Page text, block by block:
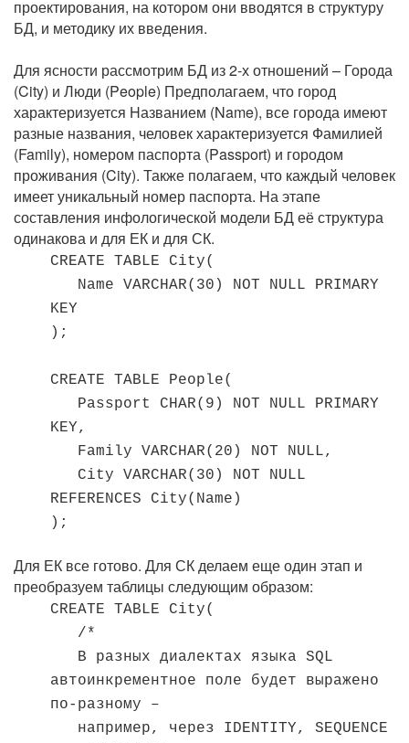
проектирования, на котором они вводятся в структуру
БД, и методику их введения.
Для ясности рассмотрим БД из 2-х отношений – Города
(City) и Люди (People) Предполагаем, что город
характеризуется Hазванием (Name), все города имеют
разные названия, человек характеризуется Фамилией
(Family), номером паспорта (Passport) и городом
проживания (City). Также полагаем, что каждый человек
имеет уникальный номер паспорта. Hа этапе
составления инфологической модели БД её структура
одинакова и для ЕК и для СК.
CREATE TABLE City(
Name VARCHAR(30) NOT NULL PRIMARY
KEY
);
CREATE TABLE People(
Passport CHAR(9) NOT NULL PRIMARY
KEY,
Family VARCHAR(20) NOT NULL,
City VARCHAR(30) NOT NULL
REFERENCES City(Name)
);
Для ЕК все готово. Для СК делаем еще один этап и
преобразуем таблицы следующим образом:
CREATE TABLE City(
/*
В разных диалектах языка SQL
автоинкрементное поле будет выражено
по-разному –
например, через IDENTITY, SEQUENCE